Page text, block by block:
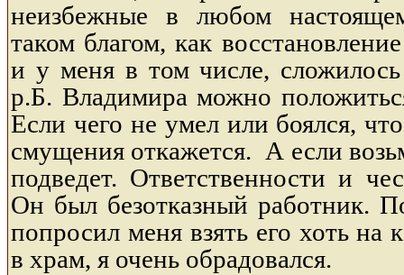
неизбежные в любом
таком благом, как
и у меня в том числе, сложилось
р.Б. Владимира можно
Если чего не умел или боялся,
смущения откажется. А если
подведет. Ответственности и
Он был безотказный работник.
попросил меня взять его хоть на
в храм, я очень обрадовался.